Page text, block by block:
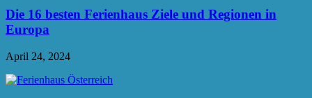
Die 16 besten Ferienhaus Ziele und Regionen in
Europa
April 24, 2024